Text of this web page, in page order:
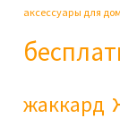
аксессуары для
жаккард